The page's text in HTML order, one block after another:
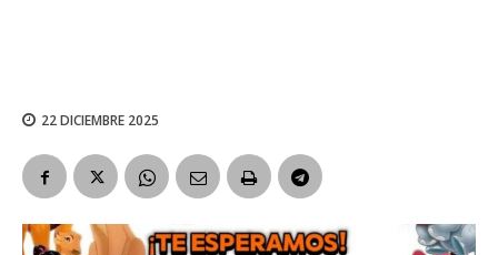
22 DICIEMBRE 2025